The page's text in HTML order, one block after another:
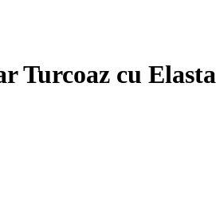
Turcoaz cu